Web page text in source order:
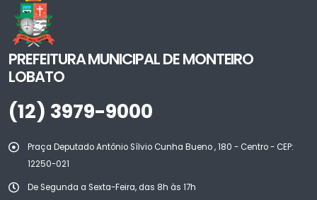
PREFEITURA MUNICIPAL DE MONTEIRO
LOBATO
(12) 3979-9000
Praça Deputado Antônio Sílvio Cunha Bueno , 180 - Centro - CEP:
12250-021
De Segunda a Sexta-Feira, das 8h às 17h